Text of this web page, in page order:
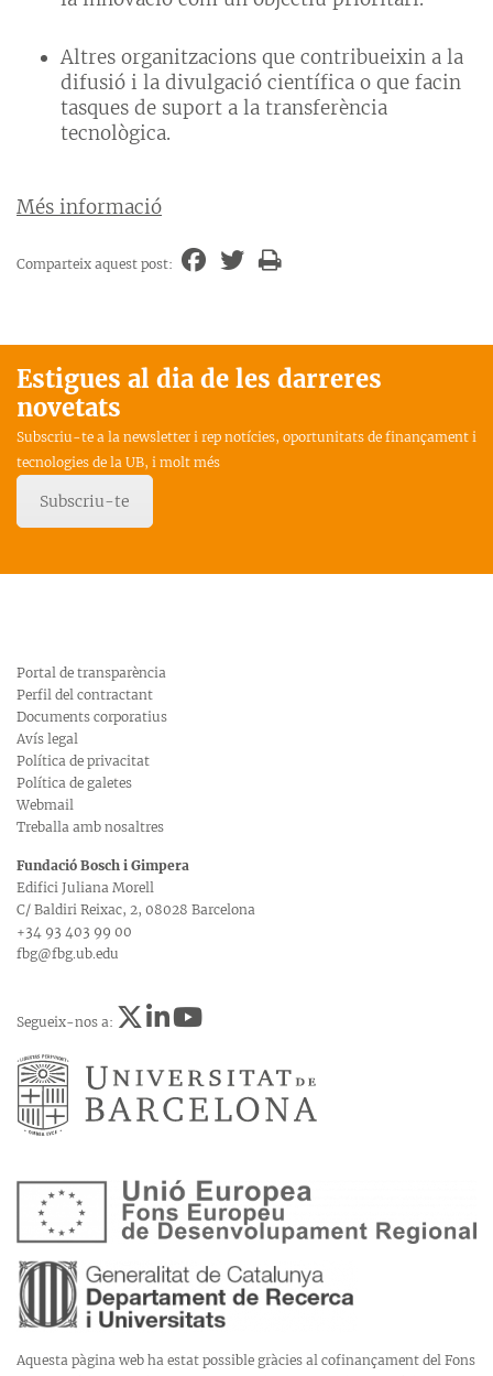
Altres organitzacions que contribueixin a la
difusió i la divulgació científica o que facin
tasques de suport a la transferència
tecnològica.
Més informació
Comparteix aquest post:
Estigues al dia de les darreres
novetats
Subscriu-te a la newsletter i rep notícies, oportunitats de finançament i
tecnologies de la UB, i molt més
Subscriu-te
Portal de transparència
Perfil del contractant
Documents corporatius
Avís legal
Política de privacitat
Política de galetes
Webmail
Treballa amb nosaltres
Fundació Bosch i Gimpera
Edifici Juliana Morell
C/ Baldiri Reixac, 2, 08028 Barcelona
+34 93 403 99 00
fbg@fbg.ub.edu
Segueix-nos a:
Aquesta pàgina web ha estat possible gràcies al cofinançament del Fons